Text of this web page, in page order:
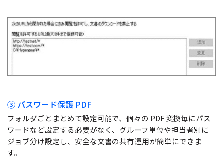
③ パスワード保護 PDF
フォルダごとまとめて設定可能で、個々の PDF 変換毎にパス
ワードなど設定する必要がなく、グループ単位や担当者別に
ジョブ分け設定し、安全な文書の共有運用が簡単にできま
す。